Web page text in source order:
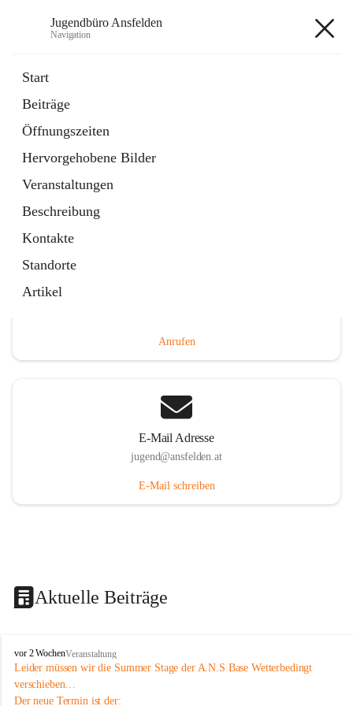
Jugendbüro Ansfelden
Navigation
Start
Beiträge
Öffnungszeiten
Hervorgehobene Bilder
Veranstaltungen
Beschreibung
Kontakte
Standorte
Artikel
Anrufen
E-Mail Adresse
jugend@ansfelden.at
E-Mail schreiben
Aktuelle Beiträge
J
u
g
e
vor 2 WochenVeranstaltung
Leider müssen wir die Summer Stage der A.N.S Base Wetterbedingt
verschieben…
Der neue Termin ist der: